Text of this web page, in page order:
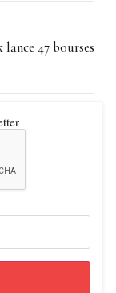
47 bourses